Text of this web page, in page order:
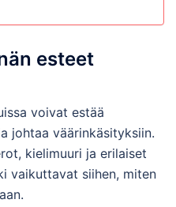
esteet
voivat estää
johtaa väärinkäsityksiin.
kielimuuri ja erilaiset
vaikuttavat siihen, miten